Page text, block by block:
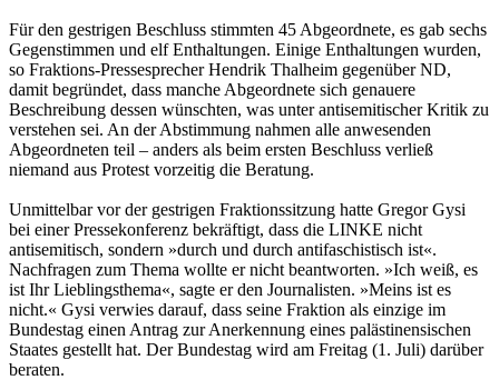
Für den gestrigen Beschluss stimmten 45 Abgeordnete, es gab sechs
Gegenstimmen und elf Enthaltungen. Einige Enthaltungen wurden,
so Fraktions-Pressesprecher Hendrik Thalheim gegenüber ND,
damit begründet, dass manche Abgeordnete sich genauere
Beschreibung dessen wünschten, was unter antisemitischer Kritik zu
verstehen sei. An der Abstimmung nahmen alle anwesenden
Abgeordneten teil – anders als beim ersten Beschluss verließ
niemand aus Protest vorzeitig die Beratung.
Unmittelbar vor der gestrigen Fraktionssitzung hatte Gregor Gysi
bei einer Pressekonferenz bekräftigt, dass die LINKE nicht
antisemitisch, sondern »durch und durch antifaschistisch ist«.
Nachfragen zum Thema wollte er nicht beantworten. »Ich weiß, es
ist Ihr Lieblingsthema«, sagte er den Journalisten. »Meins ist es
nicht.« Gysi verwies darauf, dass seine Fraktion als einzige im
Bundestag einen Antrag zur Anerkennung eines palästinensischen
Staates gestellt hat. Der Bundestag wird am Freitag (1. Juli) darüber
beraten.